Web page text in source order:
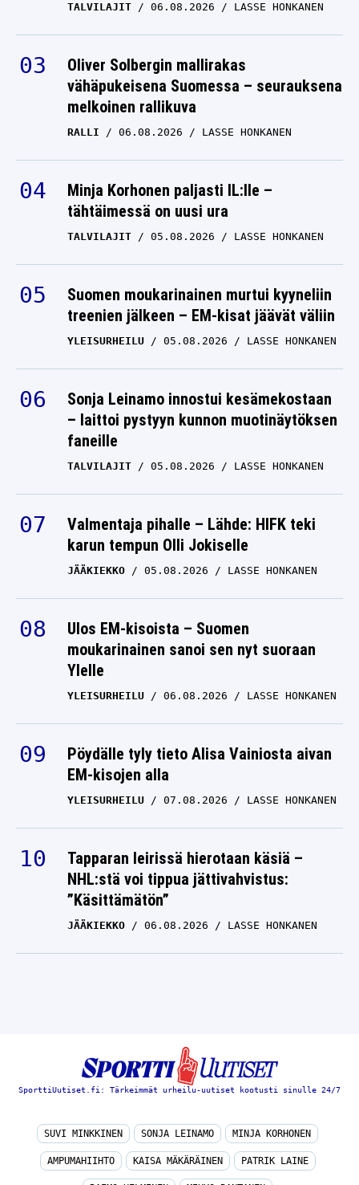
TALVILAJIT 06.08.2026 LASSE HONKANEN
Oliver Solbergin mallirakas
vähäpukeisena Suomessa – seurauksena
melkoinen rallikuva
RALLI 06.08.2026 LASSE HONKANEN
Minja Korhonen paljasti IL:lle –
tähtäimessä on uusi ura
TALVILAJIT 05.08.2026 LASSE HONKANEN
Suomen moukarinainen murtui kyyneliin
treenien jälkeen – EM-kisat jäävät väliin
YLEISURHEILU 05.08.2026 LASSE HONKANEN
Sonja Leinamo innostui kesämekostaan
– laittoi pystyyn kunnon muotinäytöksen
faneille
TALVILAJIT 05.08.2026 LASSE HONKANEN
Valmentaja pihalle – Lähde: HIFK teki
karun tempun Olli Jokiselle
JÄÄKIEKKO 05.08.2026 LASSE HONKANEN
Ulos EM-kisoista – Suomen
moukarinainen sanoi sen nyt suoraan
Ylelle
YLEISURHEILU 06.08.2026 LASSE HONKANEN
Pöydälle tyly tieto Alisa Vainiosta aivan
EM-kisojen alla
YLEISURHEILU 07.08.2026 LASSE HONKANEN
Tapparan leirissä hierotaan käsiä –
NHL:stä voi tippua jättivahvistus:
”Käsittämätön”
JÄÄKIEKKO 06.08.2026 LASSE HONKANEN
SporttiUutiset.fi: Tärkeimmät urheilu-uutiset kootusti sinulle 24/7
SUVI MINKKINEN SONJA LEINAMO MINJA KORHONEN
AMPUMAHIIHTO KAISA MÄKÄRÄINEN PATRIK LAINE